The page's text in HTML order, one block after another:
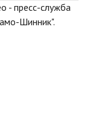
- пресс-служба
Шинник".